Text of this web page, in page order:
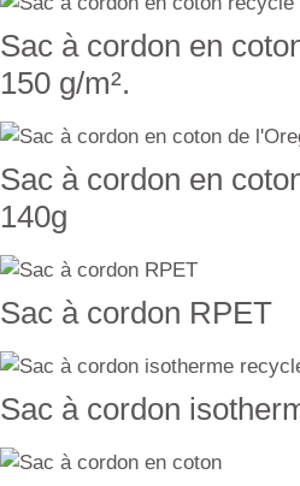
Sac à cordon en
150 g/m².
Sac à cordon en
140g
Sac à cordon RPET
Sac à cordon